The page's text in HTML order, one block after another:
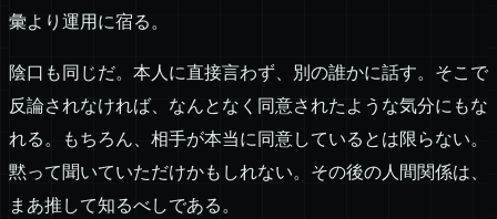
彙より運用に宿る。
陰口も同じだ。本人に直接言わず、別の誰かに話す。そこで
反論されなければ、なんとなく同意されたような気分にもな
れる。もちろん、相手が本当に同意しているとは限らない。
黙って聞いていただけかもしれない。その後の人間関係は、
まあ推して知るべしである。